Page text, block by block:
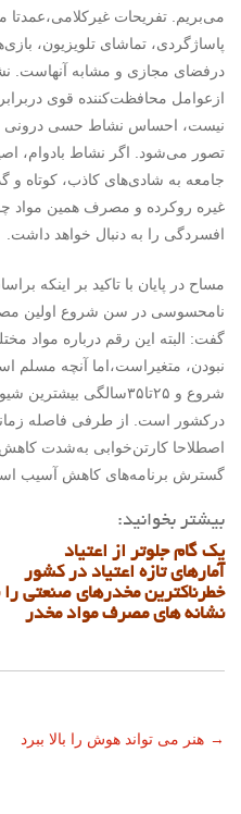
می‌بریم. تفریحات غیرکلامی،عمدتا
پاساژگردی، تماشای تلویزیون،
درفضای مجازی و مشابه آنهاست.
ازعوامل محافظت‌کننده قوی
نیست، احساس نشاط حسی درونی و
تصور می‌شود. اگر نشاط بادوام،
جامعه به شادی‌های کاذب، کوتاه
غیره روکرده و مصرف همین مواد
افسردگی را به دنبال خواهد داشت.
مساح در پایان با تاکید بر اینکه
نامحسوسی در سن شروع اولین
گفت: البته این رقم درباره مواد
شروع و ۲۵تا۳۵سالگی
درکشور است. از طرفی فاصله
اصطلاحا کارتن‌خوابی به‌شدت کاهش
گسترش برنامه‌های کاهش آسیب
بیشتر بخوانید:
یک گام جلوتر از اعتیاد
آمارهای تازه اعتیاد در کشور
خطرناکترین مخدرهای صنعتی
نشانه های مصرف مواد مخدر
ناوبری
هنر می تواند هوش را بالا ببرد →